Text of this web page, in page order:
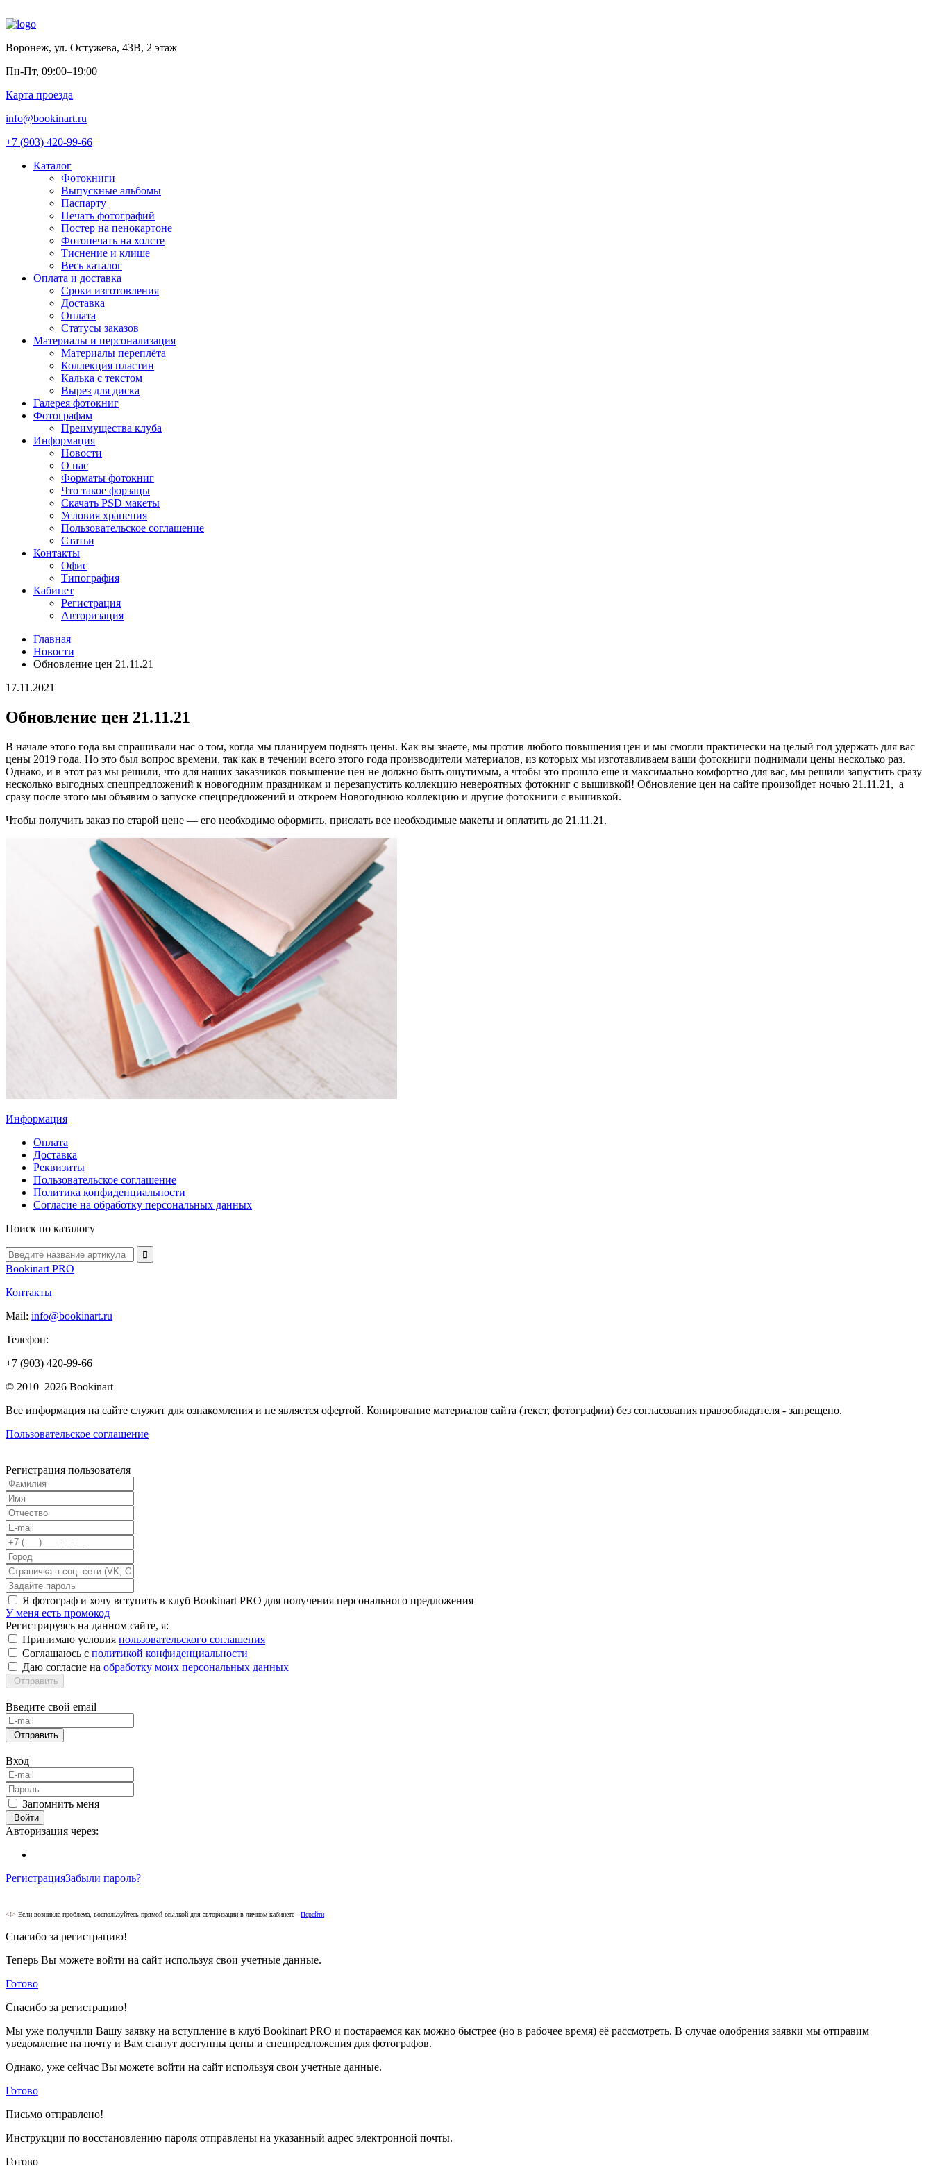
Воронеж, ул. Остужева, 43В, 2 этаж
Пн-Пт, 09:00–19:00
Карта проезда
info@bookinart.ru
+7 (903) 420-99-66
Каталог
Фотокниги
Выпускные альбомы
Паспарту
Печать фотографий
Постер на пенокартоне
Фотопечать на холсте
Тиснение и клише
Весь каталог
Оплата и доставка
Сроки изготовления
Доставка
Оплата
Статусы заказов
Материалы и персонализация
Материалы переплёта
Коллекция пластин
Калька с текстом
Вырез для диска
Галерея фотокниг
Фотографам
Преимущества клуба
Информация
Новости
О нас
Форматы фотокниг
Что такое форзацы
Скачать PSD макеты
Условия хранения
Пользовательское соглашение
Статьи
Контакты
Офис
Типография
Кабинет
Регистрация
Авторизация
Главная
Новости
Обновление цен 21.11.21
17.11.2021
Обновление цен 21.11.21
В начале этого года вы спрашивали нас о том, когда мы планируем поднять цены. Как вы знаете, мы против любого повышения цен и мы смогли практически на целый год удержать для вас
цены 2019 года. Но это был вопрос времени, так как в течении всего этого года производители материалов, из которых мы изготавливаем ваши фотокниги поднимали цены несколько раз.
Однако, и в этот раз мы решили, что для наших заказчиков повышение цен не должно быть ощутимым, а чтобы это прошло еще и максимально комфортно для вас, мы решили запустить сразу
несколько выгодных спецпредложений к новогодним праздникам и перезапустить коллекцию невероятных фотокниг с вышивкой! Обновление цен на сайте произойдет ночью 21.11.21, а
сразу после этого мы объявим о запуске спецпредложений и откроем Новогоднюю коллекцию и другие фотокниги с вышивкой.
Чтобы получить заказ по старой цене — его необходимо оформить, прислать все необходимые макеты и оплатить до 21.11.21.
Информация
Оплата
Доставка
Реквизиты
Пользовательское соглашение
Политика конфиденциальности
Согласие на обработку персональных данных
Поиск по каталогу
Bookinart PRO
Контакты
Mail: info@bookinart.ru
Телефон:
+7 (903) 420-99-66
© 2010–2026 Bookinart
Все информация на сайте служит для ознакомления и не является офертой. Копирование материалов сайта (текст, фотографии) без согласования правообладателя - запрещено.
Пользовательское соглашение
Регистрация пользователя
Я фотограф и хочу вступить в клуб Bookinart PRO для получения персонального предложения
У меня есть промокод
Регистрируясь на данном сайте, я:
Принимаю условия пользовательского соглашения
Соглашаюсь с политикой конфиденциальности
Даю согласие на обработку моих персональных данных
Отправить
Введите свой email
Отправить
Вход
Запомнить меня
Войти
Авторизация через:
РегистрацияЗабыли пароль?
<!> Если возникла проблема, воспользуйтесь прямой ссылкой для авторизации в личном кабинете - Перейти
Спасибо за регистрацию!
Теперь Вы можете войти на сайт используя свои учетные данные.
Готово
Спасибо за регистрацию!
Мы уже получили Вашу заявку на вступление в клуб Bookinart PRO и постараемся как можно быстрее (но в рабочее время) её рассмотреть. В случае одобрения заявки мы отправим
уведомление на почту и Вам станут доступны цены и спецпредложения для фотографов.
Однако, уже сейчас Вы можете войти на сайт используя свои учетные данные.
Готово
Письмо отправлено!
Инструкции по восстановлению пароля отправлены на указанный адрес электронной почты.
Готово